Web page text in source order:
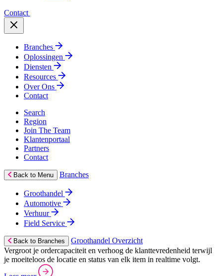
Contact
Branches
Oplossingen
Diensten
Resources
Over Ons
Contact
Search
Region
Join The Team
Klantenportaal
Partners
Contact
Back to Menu Branches
Groothandel
Automotive
Verhuur
Field Service
Back to Branches
Groothandel Overzicht
Vergroot je ordercapaciteit en verhoog de klanttevredenheid terwijl
je moeiteloos de locatie en status van elk item in realtime volgt.